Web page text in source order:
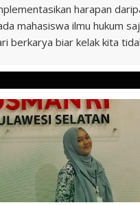
harapan
mahasiswa ilmu hukum
berkarya biar kelak kita